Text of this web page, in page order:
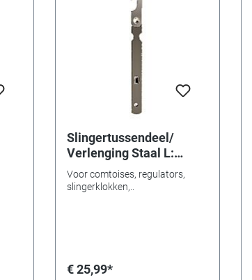
Slingertussendeel/
Verlenging Staal L:
49mm
Voor comtoises, regulators,
slingerklokken,..
€ 25,99*